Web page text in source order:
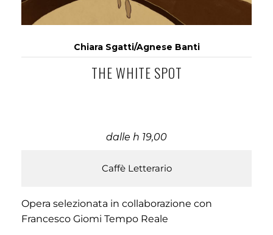
Chiara Sgatti/Agnese Banti
THE WHITE SPOT
dalle h 19,00
Caffè Letterario
Opera selezionata in collaborazione con
Francesco Giomi Tempo Reale